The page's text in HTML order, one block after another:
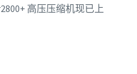
高压压缩机现已上